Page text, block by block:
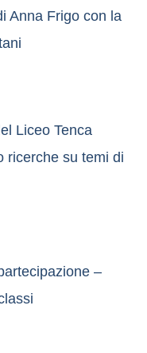
Anna Frigo con la
Liceo Tenca
ricerche su temi di
–